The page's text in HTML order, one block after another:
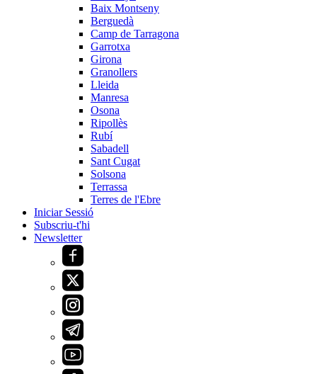
Baix Montseny
Berguedà
Camp de Tarragona
Garrotxa
Girona
Granollers
Lleida
Manresa
Osona
Ripollès
Rubí
Sabadell
Sant Cugat
Solsona
Terrassa
Terres de l'Ebre
Iniciar Sessió
Subscriu-t'hi
Newsletter